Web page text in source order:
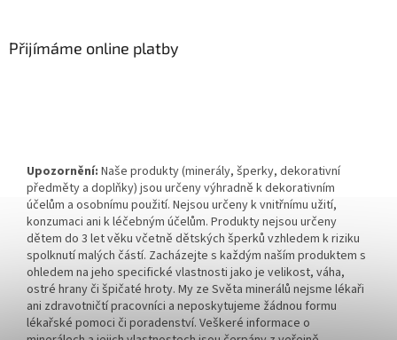
Přijímáme online platby
Upozornění: Naše produkty (minerály, šperky, dekorativní
předměty a doplňky) jsou určeny výhradně k dekorativním
účelům a osobnímu použití. Nejsou určeny k vnitřnímu užití,
konzumaci ani k léčebným účelům. Produkty nejsou určeny
dětem do 3 let věku včetně dětských šperků vzhledem k riziku
spolknutí malých částí. Zacházejte s každým naším produktem s
ohledem na jeho specifické vlastnosti jako je velikost, váha,
ostré hrany či špičaté hroty. My ze Světa minerálů nejsme lékaři
ani zdravotničtí pracovníci a neposkytujeme žádnou formu
lékařské pomoci či poradenství. Veškeré informace o